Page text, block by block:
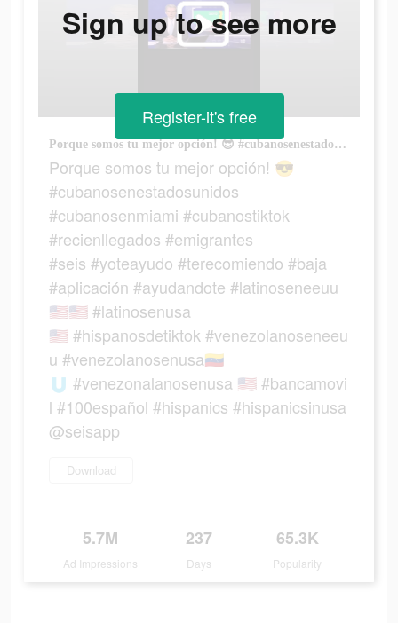
Porque somos tu mejor opción! 😎 #cubanosenestadosunidos #cubanosenmiami #cubanostiktok #recienllegados #emigrantes #seis #yoteayudo #terecomiendo #baja #aplicación #ayudandote #latinoseneeuu🇺🇸🇺🇸 #latinosenusa🇺🇸 #hispanosdetiktok #venezolanoseneeuu #venezolanosenusa🇻🇪🇺 #venezonalanosenusa 🇺🇸 #bancamovil #100español #hispanics #hispanicsinusa @seisapp
Porque somos tu mejor opción! 😎
#cubanosenestadosunidos
#cubanosenmiami #cubanostiktok
#recienllegados #emigrantes
#seis #yoteayudo #terecomiendo #baja
#aplicación #ayudandote #latinoseneeuu
🇺🇸🇺🇸 #latinosenusa
🇺🇸 #hispanosdetiktok #venezolanoseneeu
u #venezolanosenusa🇻🇪
🇺 #venezonalanosenusa 🇺🇸 #bancamovi
l #100español #hispanics #hispanicsinusa
@seisapp
Download
5.7M
Ad Impressions
237
Days
65.3K
Popularity
Sign up to see more
Register-it's free